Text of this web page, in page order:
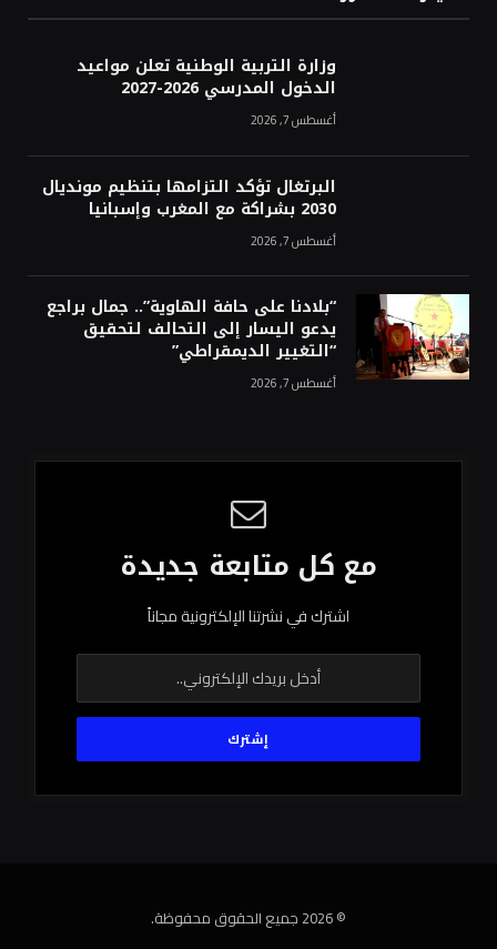
وزارة التربية الوطنية تعلن مواعيد
الدخول المدرسي 2026-2027
أغسطس 7, 2026
البرتغال تؤكد التزامها بتنظيم مونديال
2030 بشراكة مع المغرب وإسبانيا
أغسطس 7, 2026
“بلادنا على حافة الهاوية”.. جمال براجع
يدعو اليسار إلى التحالف لتحقيق
“التغيير الديمقراطي”
أغسطس 7, 2026
مع كل متابعة جديدة
اشترك في نشرتنا الإلكترونية مجاناً
© 2026 جميع الحقوق محفوظة.